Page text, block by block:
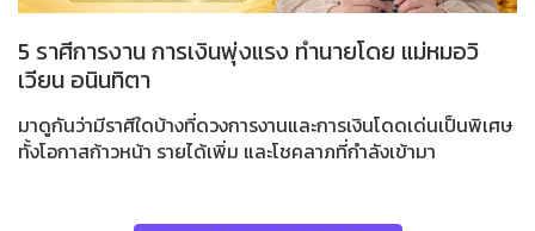
5 ราศีการงาน การเงินพุ่งแรง ทำนายโดย แม่หมอวิ
เวียน อนินทิตา
มาดูกันว่ามีราศีใดบ้างที่ดวงการงานและการเงินโดดเด่นเป็นพิเศษ
ทั้งโอกาสก้าวหน้า รายได้เพิ่ม และโชคลาภที่กำลังเข้ามา